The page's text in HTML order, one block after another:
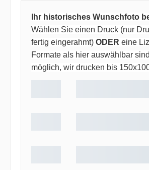
Ihr historisches Wunschfoto
Wählen Sie einen Druck (nur
fertig eingerahmt) ODER eine
Formate als hier auswählbar
möglich, wir drucken bis